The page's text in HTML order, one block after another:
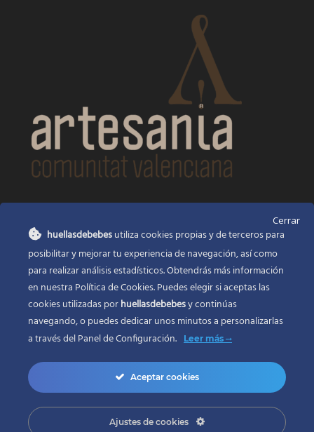
Huellas de bebés
Santa Ana, 22Alcasser Valencia 46290
625 120 591
info@huellasdebebes.com
Copyright 2017 | Todos los derechos reservados
Cerrar
huellasdebebesutiliza cookies propias y de terceros para
posibilitar y mejorar tu experiencia de navegación, así como
para realizar análisis estadísticos. Obtendrás más información
en nuestra Política de Cookies. Puedes elegir si aceptas las
cookies utilizadas porhuellasdebebesy continúas
navegando, o puedes dedicar unos minutos a personalizarlas
a través delPanel de Configuración. Leer más
Aceptar cookies
Ajustes de cookies